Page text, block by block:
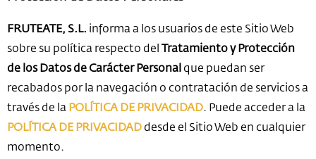
FRUTEATE, S.L. informa a los usuarios de este Sitio Web
sobre su política respecto del
Tratamiento y Protección
de los Datos de Carácter Personal que puedan ser
recabados por la navegación o contratación de servicios a
través de la POLÍTICA DE PRIVACIDAD. Puede acceder a la
POLÍTICA DE PRIVACIDAD desde el Sitio Web en cualquier
momento.